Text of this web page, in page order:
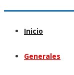
Inicio
Generales